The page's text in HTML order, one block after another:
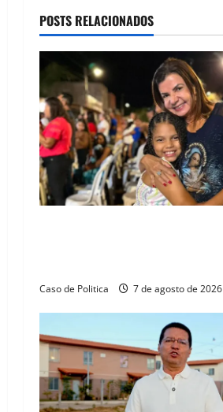
a
v
i
g
a
t
i
n
POSTS RELACIONADOS
Caso de Politica 7 de agosto de 2026